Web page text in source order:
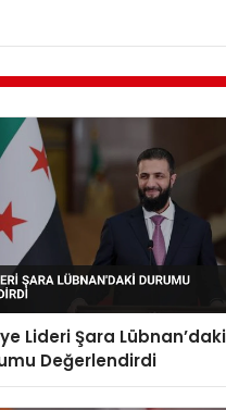
Lideri Şara Lübnan’daki
Değerlendirdi